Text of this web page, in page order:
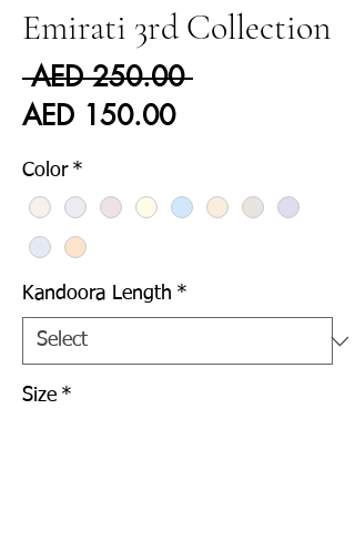
Emirati 3rd Collection
AED 250.00 Regular
AED 150.00Sale
Color *
Kandoora Length *
Size *